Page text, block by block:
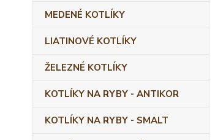
MEDENÉ KOTLÍKY
LIATINOVÉ KOTLÍKY
ŽELEZNÉ KOTLÍKY
KOTLÍKY NA RYBY - ANTIKOR
KOTLÍKY NA RYBY - SMALT